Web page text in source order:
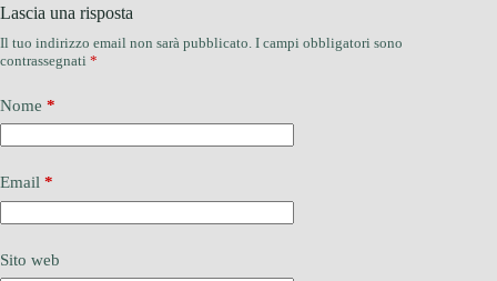
Lascia una risposta
Il tuo indirizzo email non sarà pubblicato. I campi obbligatori sono
contrassegnati *
Nome *
Email *
Sito web